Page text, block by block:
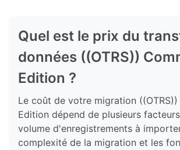
Quel est le prix du
données ((OTRS))
Edition ?
Le coût de votre migration
Edition dépend de plusieurs
volume d'enregistrements à
complexité de la migration et les